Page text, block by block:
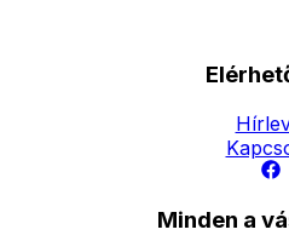
Minden a